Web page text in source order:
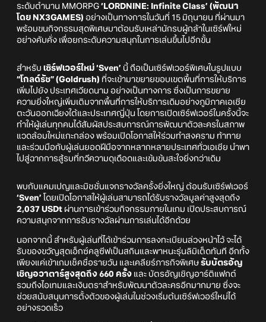
ระดับตำนาน MMORPG ‘LORDNINE: Infinite Class’ (พัฒนา
โดย NX3GAMES) อย่างเป็นทางการในวันที่ 15 มิถุนายน ที่ผ่านมา
พร้อมขนกิจกรรมสุดพิเศษมาต้อนรับเหล่านักรบผู้กล้าในเซิร์ฟใหม่
อย่างคับคั่ง เพื่อยกระดับความสนุกในการเล่นขึ้นไปอีกขั้น
สำหรับ เซิร์ฟเวอร์ใหม่ ‘Sven’ นี้ ถือเป็นเซิร์ฟเวอร์พิเศษในรูปแบบ
“โกลด์รัช” (Goldrush) ที่จะเข้ามาขยายขอบเขตพื้นที่การให้บริการ
เพิ่มไปยัง ประเทศเวียดนาม อย่างเป็นทางการ ซึ่งเป็นการขยาย
ความยิ่งใหญ่เพิ่มเติมจากพื้นที่การให้บริการเดิมอย่างภูมิภาคเอเชีย
ตะวันออกเฉียงใต้และประเทศญี่ปุ่น โดยการเปิดเซิร์ฟเวอร์ในครั้งนี้จะ
ทำให้ผู้เล่นทุกคนได้สัมผัสประสบการณ์การพัฒนาตัวละครในสภาพ
แวดล้อมใหม่แกะกล่อง พร้อมเปิดโอกาสให้ร่วมทำสงคราม ท้าทาย
และร่วมมือกับผู้เล่นยอดฝีมือจากหลากหลายประเทศทั่วเอเชีย นำพา
ไปสู่ฉากการสู้รบที่ทวีความดุเดือดและเข้มข้นสะใจยิ่งกว่าเดิม
พบกับแคมเปญและมิชชั่นแจกรางวัลครั้งยิ่งใหญ่ ต้อนรับเซิร์ฟเวอร์
‘Sven’ โดยเปิดโอกาสให้ผู้เล่นสามารถได้รับรางวัลมูลค่าสูงสุดถึง
2,037 USDt ผ่านการเข้าร่วมกิจกรรมภายในเกม เปิดประสบการณ์
ความสนุกจากการรับรางวัลผ่านการเล่นได้อีกด้วย
นอกจากนี้ สำหรับผู้เล่นที่ได้เข้าร่วมการลงทะเบียนล่วงหน้าไว้ จะได้
รับของขวัญสุดเอ็กซ์คลูซีฟเป็นสกินและพาหนะรุ่นลิมิเต็ดทันที อีกทั้ง
เพียงแค่เข้าเกมเช็คชื่อรายวัน และเคลียร์ภารกิจพิเศษ รับบัตรอัญ
เชิญอวาตาร์สูงสุดถึง 660 ครั้ง และ บัตรอัญเชิญอาร์ติแฟกต์
รวมถึงไอเทมและเงินตราสำหรับพัฒนาตัวละครอีกมากมาย ซึ่งจะ
ช่วยสนับสนุนการตั้งตัวของผู้เล่นในช่วงเริ่มต้นเซิร์ฟเวอร์ใหม่ได้
อย่างรวดเร็ว